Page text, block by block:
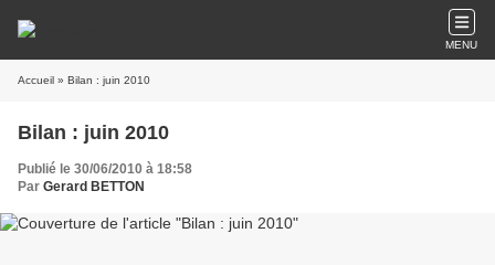
MENU
Accueil » Bilan : juin 2010
Bilan : juin 2010
Publié le 30/06/2010 à 18:58
Par Gerard BETTON